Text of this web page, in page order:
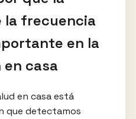
la frecuencia
en la
casa
en casa está
que detectamos